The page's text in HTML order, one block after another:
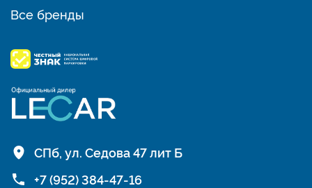
Все бренды
СПб, ул. Седова 47 лит Б
+7 (952) 384-47-16